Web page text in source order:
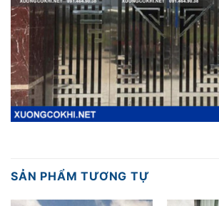
SẢN PHẨM TƯƠNG TỰ